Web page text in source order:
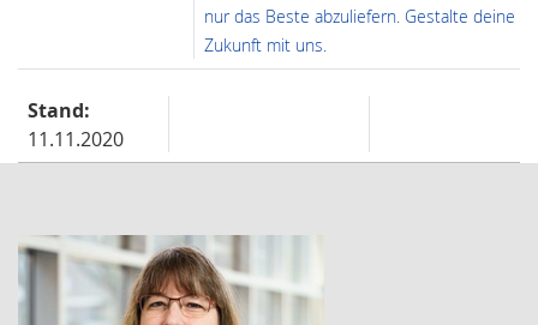
nur das Beste abzuliefern. Gestalte deine
Zukunft mit uns.
Stand:
11.11.2020